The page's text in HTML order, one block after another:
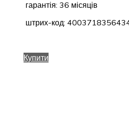
гарантія: 36 місяців
штрих-код:
Купити